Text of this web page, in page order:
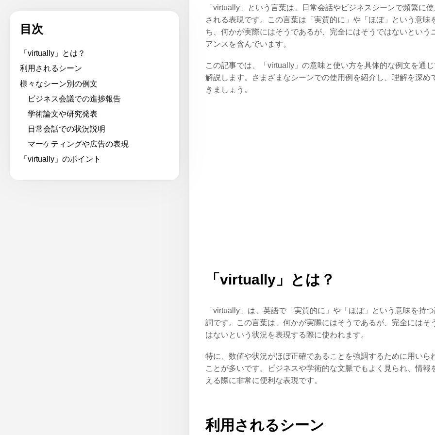
目次
「virtually」とは？
利用されるシーン
様々なシーン別の例文
ビジネス会議での進捗報告
学術論文や研究発表
日常会話での状況説明
マーケティングや広告の表現
「virtually」のポイント
「virtually」という言葉は、日常会話やビジネスシーンで頻繁に使
される表現です。この言葉は「実質的に」や「ほぼ」という意味
ち、何かが実際にはそうであるが、完全にはそうではないという
アンスを含んでいます。
この記事では、「virtually」の意味と使い方を具体的な例文を通じ
解説します。さまざまなシーンでの使用例を紹介し、理解を深め
きましょう。
「virtually」とは？
「virtually」は、英語で「実質的に」や「ほぼ」という意味を持つ
詞です。この言葉は、何かが実際にはそうであるが、完全にはそ
はないという状況を表現する際に使われます。
特に、数値や状況がほぼ正確であることを強調するために用いら
ことが多いです。ビジネスや学術的な文脈でもよく見られ、情報
える際に非常に便利な表現です。
利用されるシーン